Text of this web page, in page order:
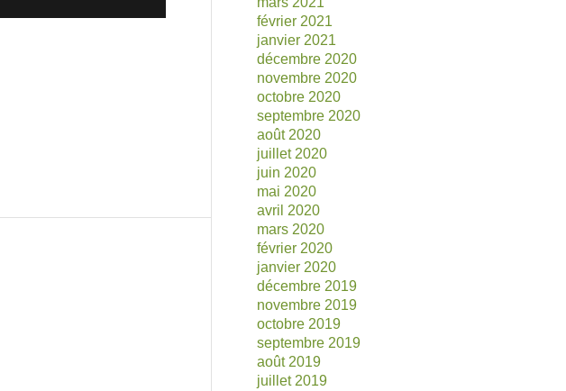
février 2021
janvier 2021
décembre 2020
novembre 2020
octobre 2020
septembre 2020
août 2020
juillet 2020
juin 2020
mai 2020
avril 2020
mars 2020
février 2020
janvier 2020
décembre 2019
novembre 2019
octobre 2019
septembre 2019
août 2019
juillet 2019